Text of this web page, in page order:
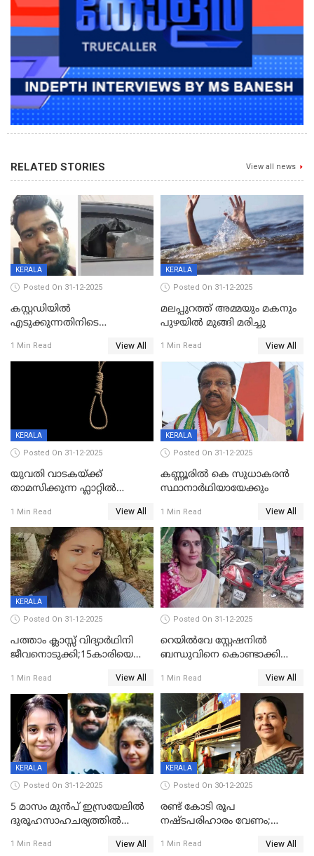
RELATED STORIES View all news
KERALA
Posted On 31-12-2025
കസ്റ്റഡിയിൽ
എടുക്കുന്നതിനിടെ
വധശ്രമക്കേസ് പ്രതി പിടിയിൽ
1 Min Read View All
KERALA
Posted On 31-12-2025
മലപ്പുറത്ത് അമ്മയും മകനും
പുഴയിൽ മുങ്ങി മരിച്ചു
1 Min Read View All
KERALA
Posted On 31-12-2025
യുവതി വാടകയ്ക്ക്
താമസിക്കുന്ന ഫ്ലാറ്റില്‍
സംഭവം കൈതപ്പൊയിലില്‍
1 Min Read View All
KERALA
Posted On 31-12-2025
കണ്ണൂരിൽ കെ സുധാകരൻ
സ്ഥാനാർഥിയായേക്കും
1 Min Read View All
KERALA
Posted On 31-12-2025
പത്താം ക്ലാസ്സ് വിദ്യാര്‍ഥിനി
ജീവനൊടുക്കി;15കാരിയെ
കിടപ്പുമുറിയില്‍ തൂങ്ങി മരിച്ച
നിലയിൽ
1 Min Read View All
Posted On 31-12-2025
റെയിൽവേ സ്റ്റേഷനിൽ
ബന്ധുവിനെ കൊണ്ടാക്കി
ലോറി സ്കൂട്ടറിൽ ഇടിച്ചു :
യുവതിക്ക് ദാരുണാന്ത്യം
1 Min Read View All
KERALA
Posted On 31-12-2025
5 മാസം മുൻപ് ഇസ്രയേലിൽ
ദുരൂഹസാഹചര്യത്തിൽ
മലയാളി യുവാവിന്റെ ഭാര്യയും
1 Min Read View All
KERALA
Posted On 30-12-2025
രണ്ട് കോടി രൂപ
നഷ്ടപരിഹാരം വേണം;
നോട്ടീസയച്ച് ഉമാ തോമസ്
1 Min Read View All